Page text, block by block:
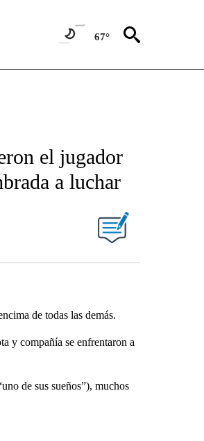
67°
el jugador
a luchar
de todas las demás.
y compañía se enfrentaron a
de sus sueños”), muchos